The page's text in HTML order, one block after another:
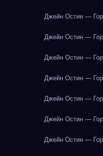
Джейн Остин —
Джейн Остин —
Джейн Остин —
Джейн Остин —
Джейн Остин —
Джейн Остин —
Джейн Остин —